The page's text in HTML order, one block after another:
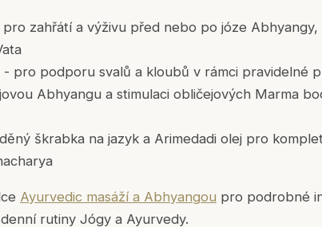
pro zahřátí a výživu před nebo po józe
- pro podporu svalů a kloubů v rámci pravidelné
Abhyangu a stimulaci obličejových Marma
škrabka na jazyk a Arimedadi olej pro
Ayurvedic masáží a Abhyangou pro podrobné
rutiny Jógy a Ayurvedy.